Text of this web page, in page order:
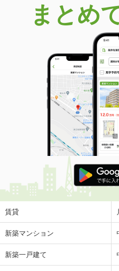
まとめ
賃貸
新築マンション
新築一戸建て